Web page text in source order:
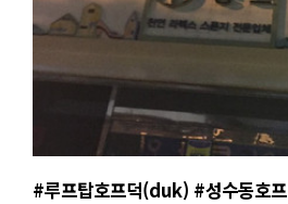
#루프탑호프덕(duk) #성수동호프